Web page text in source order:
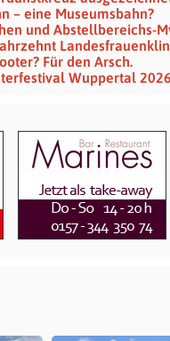
– eine Museumsbahn?
und Abstellbereichs-
Für den Arsch.
Wuppertal 2026